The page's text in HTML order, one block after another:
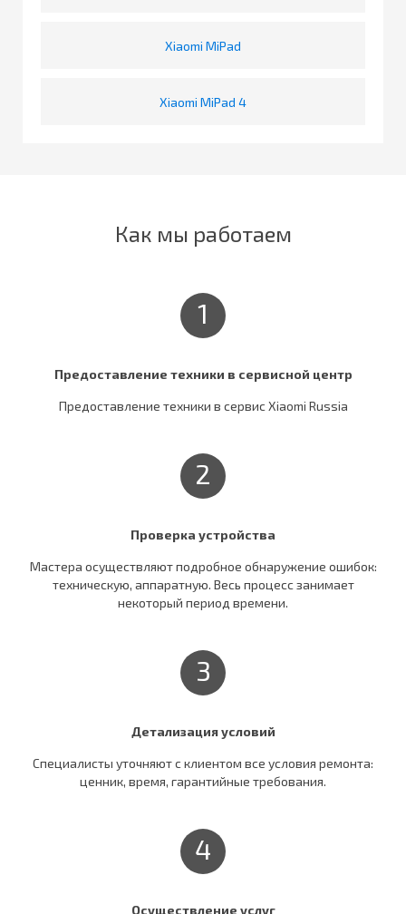
Xiaomi MiPad
Xiaomi MiPad 4
Как мы работаем
1
Предоставление техники в сервисной центр
Предоставление техники в сервис Xiaomi Russia
2
Проверка устройства
Мастера осуществляют подробное обнаружение ошибок:
техническую, аппаратную. Весь процесс занимает
некоторый период времени.
3
Детализация условий
Специалисты уточняют c клиентом все условия ремонта:
ценник, время, гарантийные требования.
4
Осуществление услуг